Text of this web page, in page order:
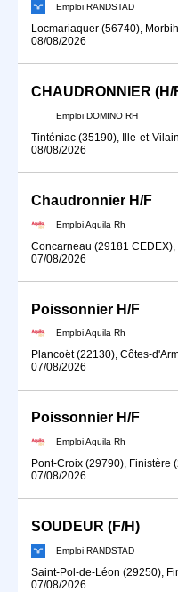
Emploi RANDSTAD
Locmariaquer (56740),
08/08/2026
CHAUDRONNIER (H/
Emploi DOMINO RH
Tinténiac (35190), Ille-et-
08/08/2026
Chaudronnier H/F
Emploi Aquila Rh
Concarneau (29181
07/08/2026
Poissonnier H/F
Emploi Aquila Rh
Plancoët (22130), Côtes-
07/08/2026
Poissonnier H/F
Emploi Aquila Rh
Pont-Croix (29790), Finistère
07/08/2026
SOUDEUR (F/H)
Emploi RANDSTAD
Saint-Pol-de-Léon (29250),
07/08/2026